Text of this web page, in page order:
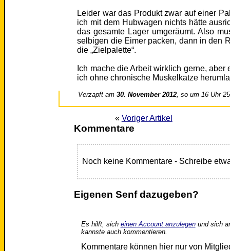
Leider war das Produkt zwar auf einer
ich mit dem Hubwagen nichts hätte
das gesamte Lager umgeräumt. Also
selbigen die Eimer packen, dann in den
die „Zielpalette“.
Ich mache die Arbeit wirklich gerne,
ich ohne chronische Muskelkatze
Verzapft am30. November 2012, so um 16 Uhr 25
« Voriger Artikel
Kommentare
Noch keine Kommentare - Schreibe
Eigenen Senf dazugeben?
Es hilft, sich einen Account anzulegenund sich
kannste auch kommentieren.
Kommentare können hier nur von